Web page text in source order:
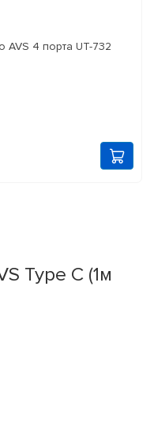
AVS 4 порта UT-732
Type C (1м